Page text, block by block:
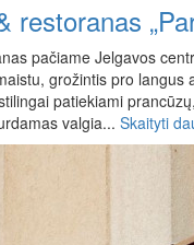
restoranas
pačiame Jelgavos
grožintis pro
patiekiami
valgia... Skaityti